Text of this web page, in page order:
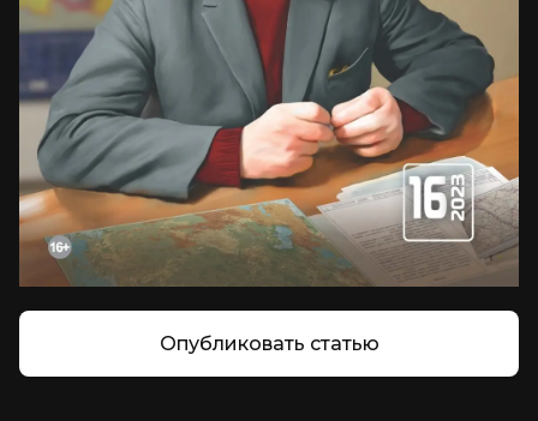
Опубликовать статью